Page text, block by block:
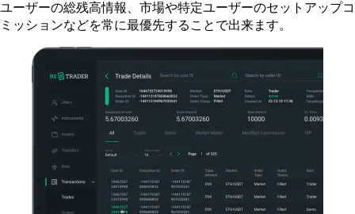
ユーザーの総残高情報、市場や特定ユーザーのセットアップコ
ミッションなどを常に最優先することで出来ます。